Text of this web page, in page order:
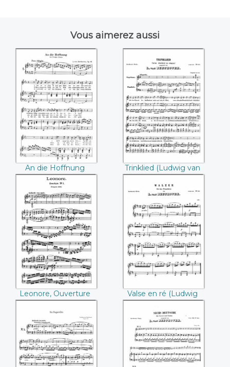
Vous aimerez aussi
An die Hoffnung
((Ludwig van
Beethoven))
An die Hoffnung
(Ludwig van
Beethoven)
Trinklied ((Ludwig
van Beethoven))
Trinklied (Ludwig van
Beethoven)
Leonore,
Ouverture N°1
((Ludwig van
Beethoven))
Leonore, Ouverture
N°1 (Ludwig van
Beethoven)
Valse en ré
((Ludwig van
Beethoven))
Valse en ré (Ludwig
van Beethoven)
Six bagatelles op.
126 ((Ludwig van
Beethoven))
Six danses pour
violon et piano
((Ludwig van